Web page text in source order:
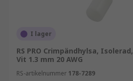
I lager
RS PRO Crimpändhylsa,
Vit 1.3 mm 20 AWG
RS-artikelnummer 178-7289